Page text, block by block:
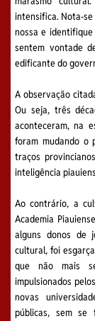
intensifica. Nota-se
nossa e
sentem vontade
edificante do
A observação
Ou seja, três
aconteceram, na
foram mudando o
traços
inteligência
Ao contrário, a
Academia
alguns donos de
cultural, foi
que não mais
impulsionados
novas
públicas, sem se